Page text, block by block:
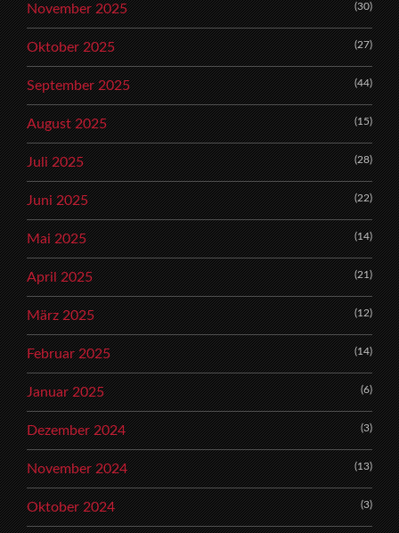
November 2025 (30)
Oktober 2025 (27)
September 2025 (44)
August 2025 (15)
Juli 2025 (28)
Juni 2025 (22)
Mai 2025 (14)
April 2025 (21)
März 2025 (12)
Februar 2025 (14)
Januar 2025 (6)
Dezember 2024 (3)
November 2024 (13)
Oktober 2024 (3)